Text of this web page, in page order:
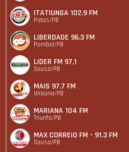
ITATIUNGA 102.9 FM
Patos/PB
LIBERDADE 96.3 FM
Pombal/PB
LIDER FM 97,1
Sousa/PB
MAIS 97.7 FM
Uiraúna/PB
MARIANA 104 FM
Triunfo/PB
MAX CORREIO FM - 91.3 FM
Sousa/PB